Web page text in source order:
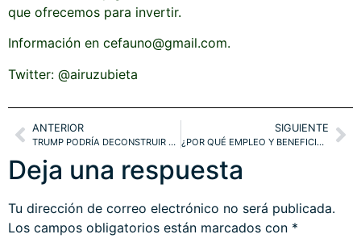
que ofrecemos para invertir.
Información en cefauno@gmail.com.
Twitter: @airuzubieta
ANTERIOR
TRUMP PODRÍA DECONSTRUIR LA GLOBALIZACIÓN. EUROPA PERDEDORA: EMPRESAS AFECTADAS. SP, NASDAQ, IBEX, DAX
SIGUIENTE
¿POR QUÉ EMPLEO Y BENEFICIOS EMPRESARIALES SON TESTIGOS CRÍTICOS?. SP, NASDAQ. IBEX-35
Deja una respuesta
Tu dirección de correo electrónico no será publicada.
Los campos obligatorios están marcados con *